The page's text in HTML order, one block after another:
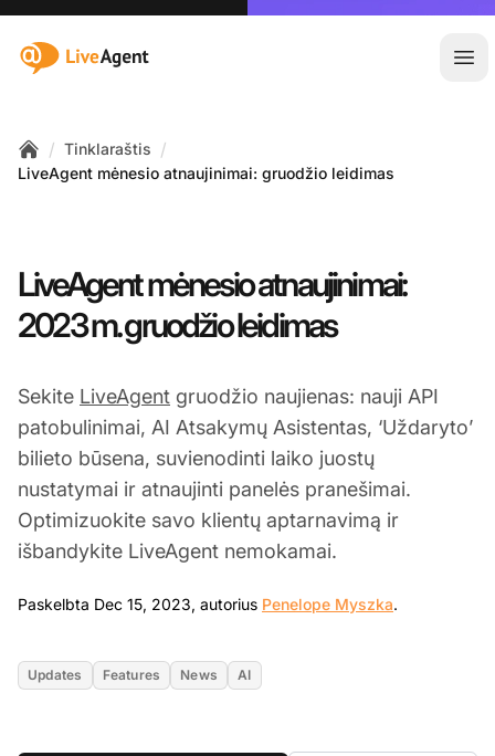
:site.title
Home
/ Tinklaraštis /
LiveAgent mėnesio atnaujinimai: gruodžio leidimas
LiveAgent mėnesio atnaujinimai:
2023 m. gruodžio leidimas
Sekite LiveAgent gruodžio naujienas: nauji API
patobulinimai, AI Atsakymų Asistentas, ‘Uždaryto’
bilieto būsena, suvienodinti laiko juostų
nustatymai ir atnaujinti panelės pranešimai.
Optimizuokite savo klientų aptarnavimą ir
išbandykite LiveAgent nemokamai.
Paskelbta Dec 15, 2023, autorius Penelope Myszka.
Updates Features News AI